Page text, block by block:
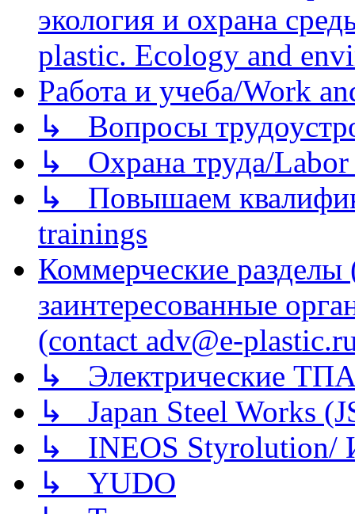
экология и охрана
plastic. Ecology and
Работа и учеба/Work
↳ Вопросы
↳ Охрана труда/Labor
↳ Повышаем
trainings
Коммерческие
заинтересованные
(contact adv@e-
↳ Электрические
↳ Japan Steel Works
↳ INEOS
↳ YUDO